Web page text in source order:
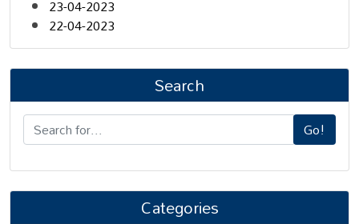
23-04-2023
22-04-2023
Search
Go!
Categories